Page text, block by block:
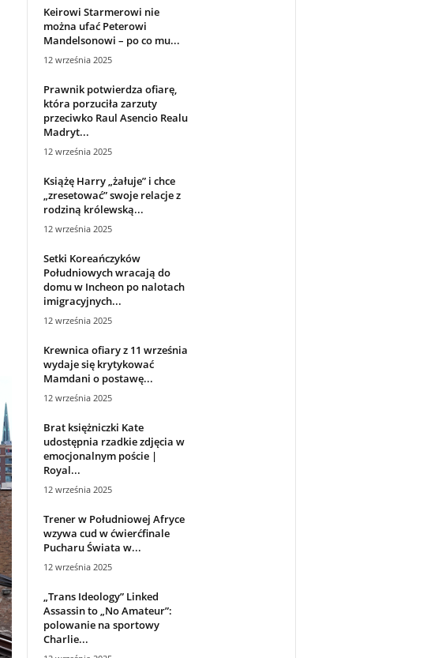
Keirowi Starmerowi nie
można ufać Peterowi
Mandelsonowi – po co mu...
12 września 2025
Prawnik potwierdza ofiarę,
która porzuciła zarzuty
przeciwko Raul Asencio Realu
Madryt...
12 września 2025
Książę Harry „żałuje” i chce
„zresetować” swoje relacje z
rodziną królewską...
12 września 2025
Setki Koreańczyków
Południowych wracają do
domu w Incheon po nalotach
imigracyjnych...
12 września 2025
Krewnica ofiary z 11 września
wydaje się krytykować
Mamdani o postawę...
12 września 2025
Brat księżniczki Kate
udostępnia rzadkie zdjęcia w
emocjonalnym poście |
Royal...
12 września 2025
Trener w Południowej Afryce
wzywa cud w ćwierćfinale
Pucharu Świata w...
12 września 2025
„Trans Ideology” Linked
Assassin to „No Amateur”:
polowanie na sportowy
Charlie...